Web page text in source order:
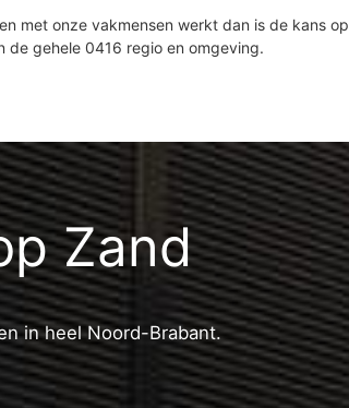
met onze vakmensen werkt dan is de kans op
de gehele 0416 regio en omgeving.
Zand
in heel Noord-Brabant.